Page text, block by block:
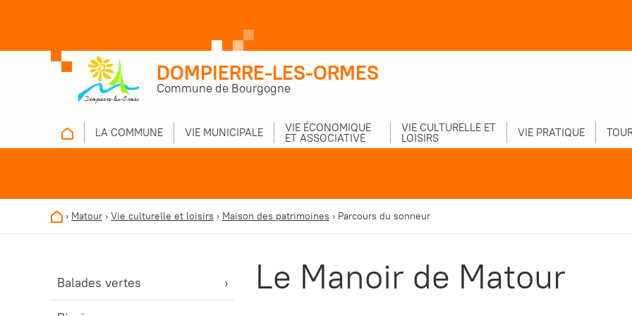
DOMPIERRE-LES-ORMES
Commune de Bourgogne
LA COMMUNE VIE MUNICIPALE VIE ÉCONOMIQUE
ET ASSOCIATIVE
VIE CULTURELLE ET
LOISIRS VIE PRATIQUE
› Matour › Vie culturelle et loisirs › Maison des patrimoines › Parcours du sonneur
Balades vertes Le Manoir de Matour